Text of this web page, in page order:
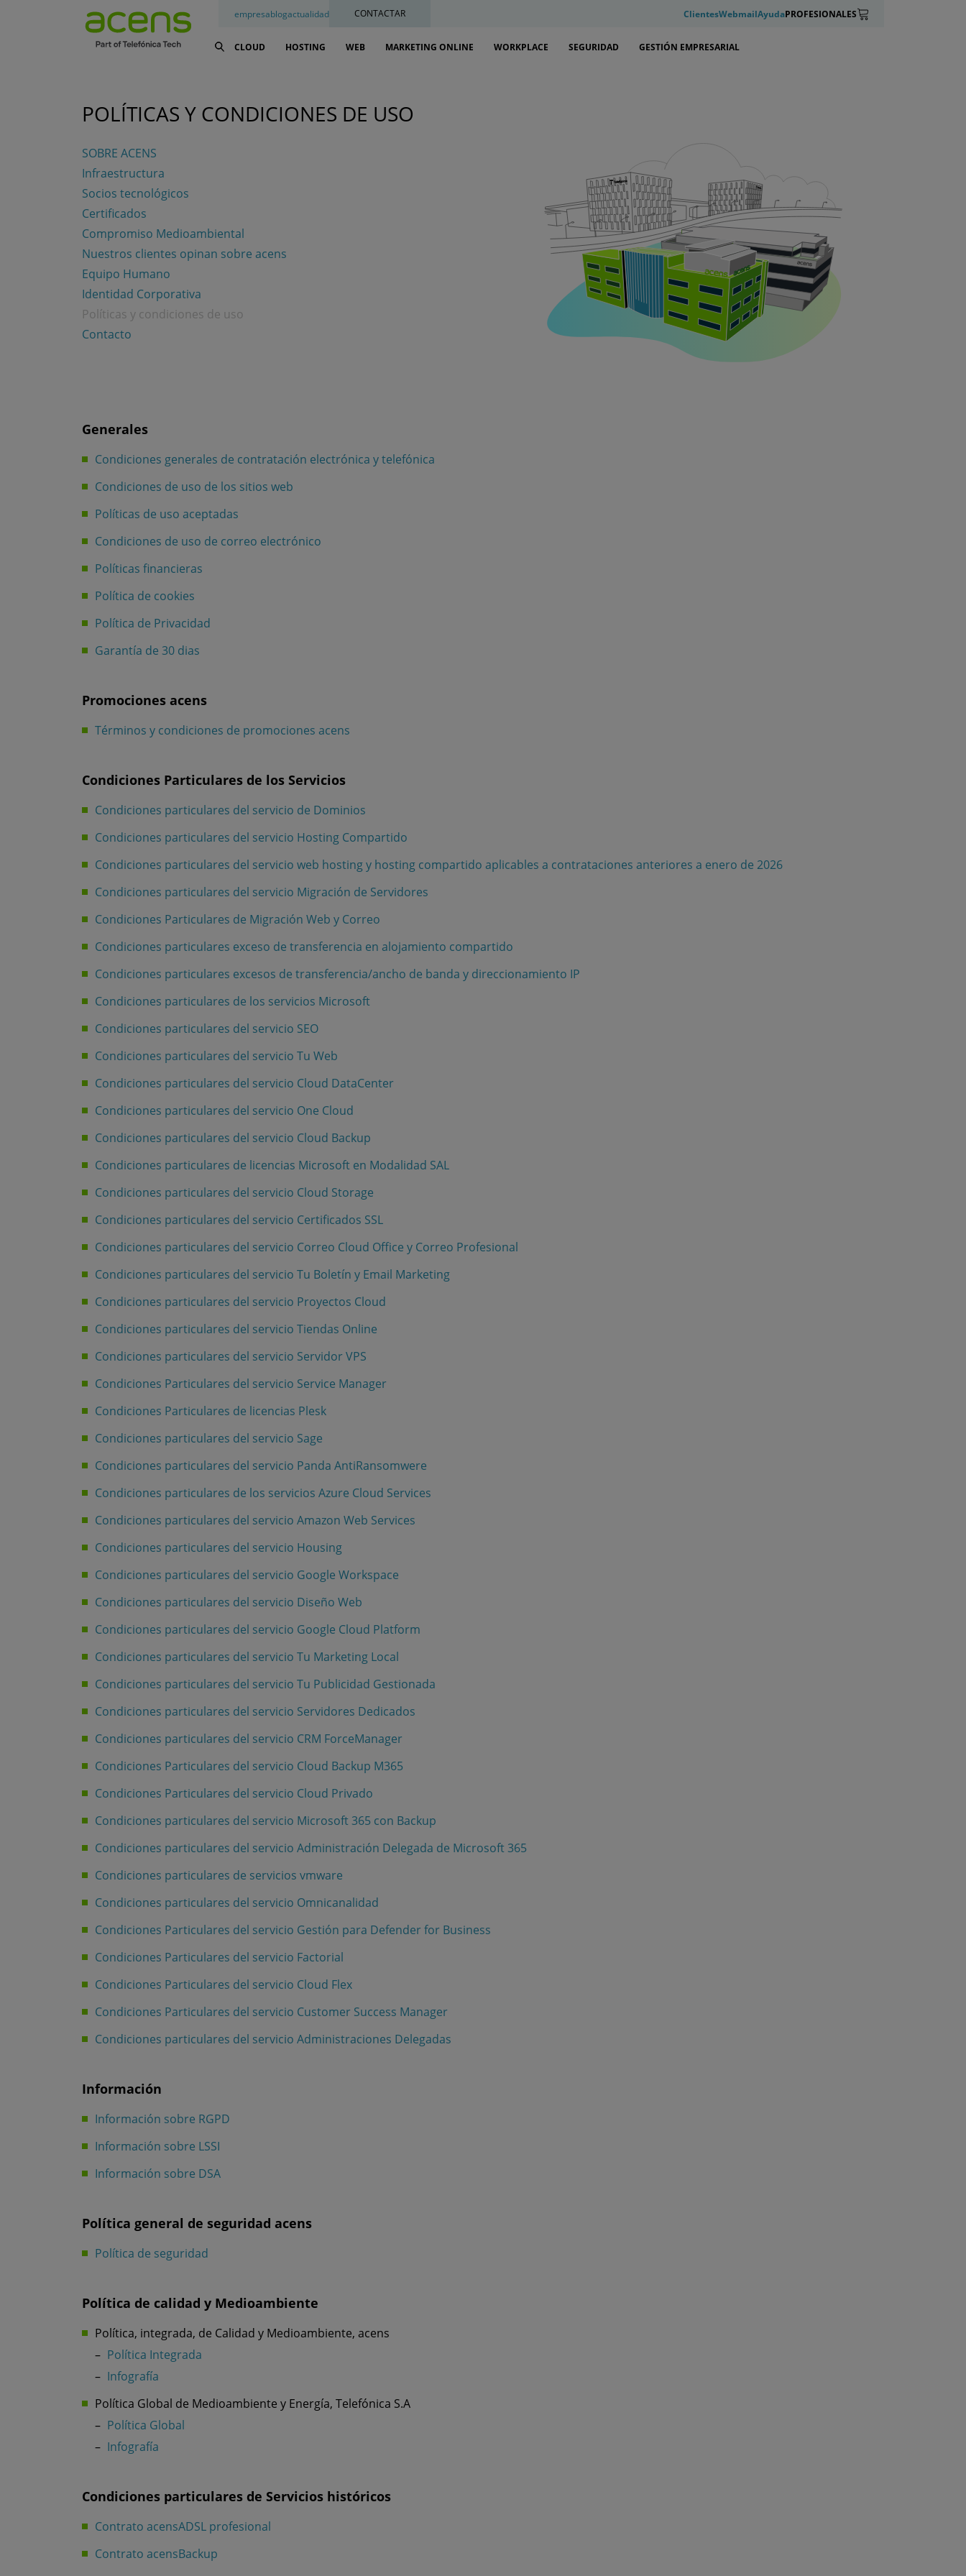
empresablogactualidad CONTACTAR ClientesWebmailAyudaPROFESIONALES
CLOUD HOSTING WEB MARKETING ONLINE WORKPLACE SEGURIDAD GESTIÓN EMPRESARIAL
POLÍTICAS Y CONDICIONES DE USO
SOBRE ACENS
Infraestructura
Socios tecnológicos
Certificados
Compromiso Medioambiental
Nuestros clientes opinan sobre acens
Equipo Humano
Identidad Corporativa
Políticas y condiciones de uso
Contacto
Generales
Condiciones generales de contratación electrónica y telefónica
Condiciones de uso de los sitios web
Políticas de uso aceptadas
Condiciones de uso de correo electrónico
Políticas financieras
Política de cookies
Política de Privacidad
Garantía de 30 dias
Promociones acens
Términos y condiciones de promociones acens
Condiciones Particulares de los Servicios
Condiciones particulares del servicio de Dominios
Condiciones particulares del servicio Hosting Compartido
Condiciones particulares del servicio web hosting y hosting compartido aplicables a contrataciones anteriores a enero de 2026
Condiciones particulares del servicio Migración de Servidores
Condiciones Particulares de Migración Web y Correo
Condiciones particulares exceso de transferencia en alojamiento compartido
Condiciones particulares excesos de transferencia/ancho de banda y direccionamiento IP
Condiciones particulares de los servicios Microsoft
Condiciones particulares del servicio SEO
Condiciones particulares del servicio Tu Web
Condiciones particulares del servicio Cloud DataCenter
Condiciones particulares del servicio One Cloud
Condiciones particulares del servicio Cloud Backup
Condiciones particulares de licencias Microsoft en Modalidad SAL
Condiciones particulares del servicio Cloud Storage
Condiciones particulares del servicio Certificados SSL
Condiciones particulares del servicio Correo Cloud Office y Correo Profesional
Condiciones particulares del servicio Tu Boletín y Email Marketing
Condiciones particulares del servicio Proyectos Cloud
Condiciones particulares del servicio Tiendas Online
Condiciones particulares del servicio Servidor VPS
Condiciones Particulares del servicio Service Manager
Condiciones Particulares de licencias Plesk
Condiciones particulares del servicio Sage
Condiciones particulares del servicio Panda AntiRansomwere
Condiciones particulares de los servicios Azure Cloud Services
Condiciones particulares del servicio Amazon Web Services
Condiciones particulares del servicio Housing
Condiciones particulares del servicio Google Workspace
Condiciones particulares del servicio Diseño Web
Condiciones particulares del servicio Google Cloud Platform
Condiciones particulares del servicio Tu Marketing Local
Condiciones particulares del servicio Tu Publicidad Gestionada
Condiciones particulares del servicio Servidores Dedicados
Condiciones particulares del servicio CRM ForceManager
Condiciones Particulares del servicio Cloud Backup M365
Condiciones Particulares del servicio Cloud Privado
Condiciones particulares del servicio Microsoft 365 con Backup
Condiciones particulares del servicio Administración Delegada de Microsoft 365
Condiciones particulares de servicios vmware
Condiciones particulares del servicio Omnicanalidad
Condiciones Particulares del servicio Gestión para Defender for Business
Condiciones Particulares del servicio Factorial
Condiciones Particulares del servicio Cloud Flex
Condiciones Particulares del servicio Customer Success Manager
Condiciones particulares del servicio Administraciones Delegadas
Información
Información sobre RGPD
Información sobre LSSI
Información sobre DSA
Política general de seguridad acens
Política de seguridad
Política de calidad y Medioambiente
Política, integrada, de Calidad y Medioambiente, acens
Política Integrada
Infografía
Política Global de Medioambiente y Energía, Telefónica S.A
Política Global
Infografía
Condiciones particulares de Servicios históricos
Contrato acensADSL profesional
Contrato acensBackup